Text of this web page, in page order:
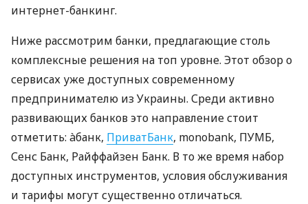
интернет-банкинг.
Ниже рассмотрим банки, предлагающие столь
комплексные решения на топ уровне. Этот обзор о
сервисах уже доступных современному
предпринимателю из Украины. Среди активно
развивающих банков это направление стоит
отметить: àбанк, ПриватБанк, monobank, ПУМБ,
Сенс Банк, Райффайзен Банк. В то же время набор
доступных инструментов, условия обслуживания
и тарифы могут существенно отличаться.